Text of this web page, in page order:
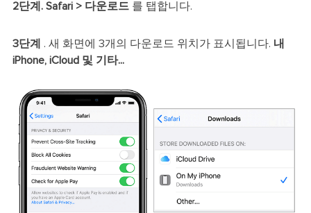
2단계. Safari > 다운로드를 탭합니다.
3단계 . 새 화면에 3개의 다운로드 위치가 표시됩니다. 내
iPhone, iCloud 및 기타...